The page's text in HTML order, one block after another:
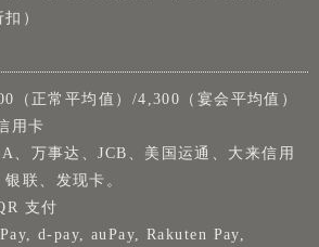
）
（正常平均值）/4,300（宴会平均值）
用卡
、万事达、JCB、美国运通、大来信用
银联、发现卡。
支付
d-pay, auPay, Rakuten Pay,